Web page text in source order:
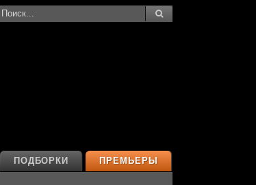
ПРЕМЬЕРЫ
ПОДБОРКИ